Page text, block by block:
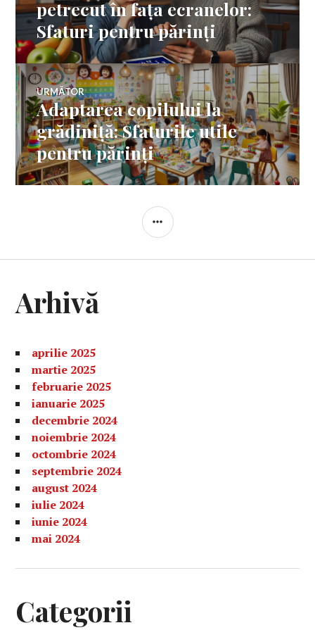
articole
petrecut în fața ecranelor:
Sfaturi pentru părinți
URMĂTOR
Articolul
următor:
Adaptarea copilului la
grădiniță: Sfaturile utile
pentru părinți
BARĂ
Arhivă
aprilie 2025
martie 2025
februarie 2025
ianuarie 2025
decembrie 2024
noiembrie 2024
octombrie 2024
septembrie 2024
august 2024
iulie 2024
iunie 2024
mai 2024
Categorii